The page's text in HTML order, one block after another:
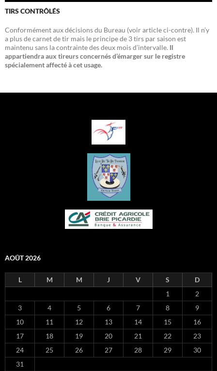
TIRS CONTRÔLÉS
Conformément aux décisions du Bureau (voir article ci-contre). Il n’y
a plus de carnet de tir mais le principe de 3 tirs par saison est
maintenu sans la contrainte des deux mois d’intervalle. Il
appartiendra aux tireurs concernés d’émarger sur le registre
spécialement affecté à cet usage.
AOÛT 2026
L M M J V S
D
1
2
3
4 5 6 7 8
9
10
11 12 13 14 15
16
17
18 19 20 21 22
23
24
25 26 27 28 29
30
31